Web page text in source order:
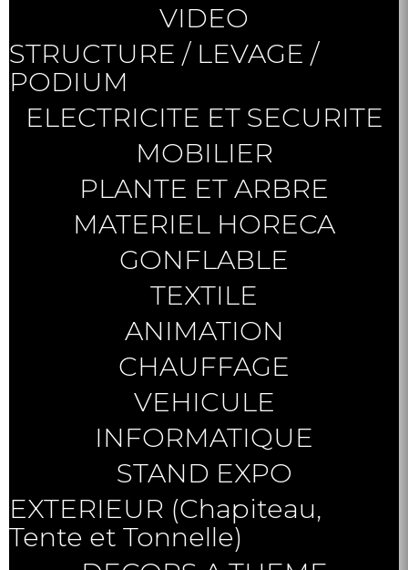
VIDEO
STRUCTURE / LEVAGE /
PODIUM
ELECTRICITE ET SECURITE
MOBILIER
PLANTE ET ARBRE
MATERIEL HORECA
GONFLABLE
TEXTILE
ANIMATION
CHAUFFAGE
VEHICULE
INFORMATIQUE
STAND EXPO
EXTERIEUR (Chapiteau,
Tente et Tonnelle)